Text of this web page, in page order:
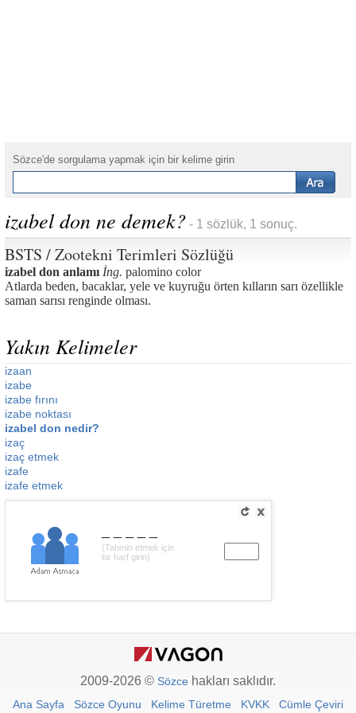
Sözce'de sorgulama yapmak için bir kelime girin
izabel don ne demek? - 1 sözlük, 1 sonuç.
BSTS / Zootekni Terimleri Sözlüğü
izabel don anlamı İng. palomino color
Atlarda beden, bacaklar, yele ve kuyruğu örten kılların sarı özellikle
saman sarısı renginde olması.
Yakın Kelimeler
izaan
izabe
izabe fırını
izabe noktası
izabel don nedir?
izaç
izaç etmek
izafe
izafe etmek
(Tahmin etmek için
bir harf girin)
2009-2026 © Sözce hakları saklıdır.
Ana Sayfa Sözce Oyunu Kelime Türetme KVKK Cümle Çeviri